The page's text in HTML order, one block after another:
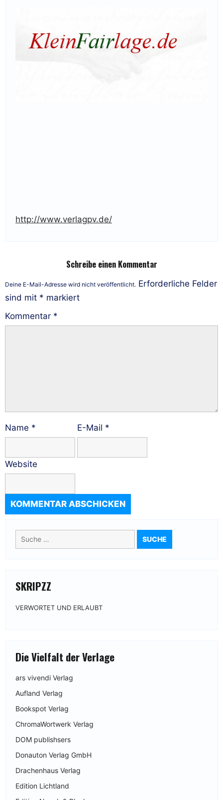
http://www.verlagpv.de/
Schreibe einen Kommentar
Deine E-Mail-Adresse wird nicht veröffentlicht. Erforderliche Felder
sind mit * markiert
Kommentar *
Name * E-Mail *
Website
Suche
nach:
SKRIPZZ
VERWORTET UND ERLAUBT
Die Vielfalt der Verlage
ars vivendi Verlag
Aufland Verlag
Bookspot Verlag
ChromaWortwerk Verlag
DOM publishsers
Donauton Verlag GmbH
Drachenhaus Verlag
Edition Lichtland